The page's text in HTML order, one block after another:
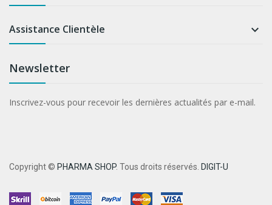
Assistance Clientèle 
Newsletter
Inscrivez-vous pour recevoir les dernières actualités par e-mail.
Copyright © PHARMA SHOP. Tous droits réservés. DIGIT-U